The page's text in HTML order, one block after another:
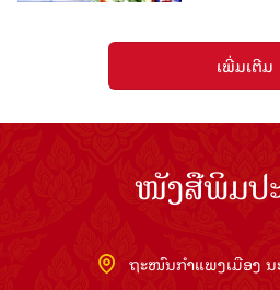
ເພີ່ມເຕີມ
ໜັງສືພິມປ
ຖະໜົນກຳແພງເມືອງ